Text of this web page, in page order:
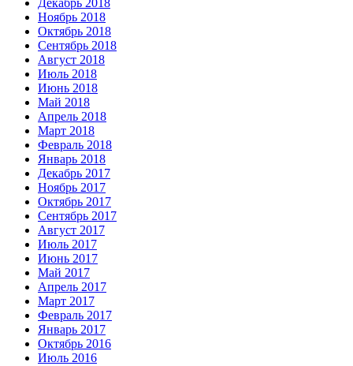
Декабрь 2018
Ноябрь 2018
Октябрь 2018
Сентябрь 2018
Август 2018
Июль 2018
Июнь 2018
Май 2018
Апрель 2018
Март 2018
Февраль 2018
Январь 2018
Декабрь 2017
Ноябрь 2017
Октябрь 2017
Сентябрь 2017
Август 2017
Июль 2017
Июнь 2017
Май 2017
Апрель 2017
Март 2017
Февраль 2017
Январь 2017
Октябрь 2016
Июль 2016